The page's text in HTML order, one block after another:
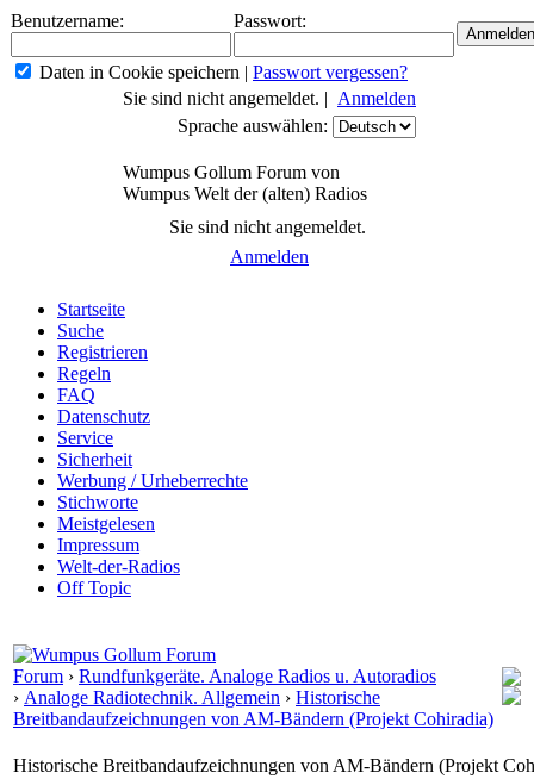
Benutzername: Passwort:
Daten in Cookie speichern | Passwort vergessen?
Sie sind nicht angemeldet. | Anmelden
Sprache auswählen:
Wumpus Gollum Forum von
Wumpus Welt der (alten) Radios
Sie sind nicht angemeldet.
Anmelden
Startseite
Suche
Registrieren
Regeln
FAQ
Datenschutz
Service
Sicherheit
Werbung / Urheberrechte
Stichworte
Meistgelesen
Impressum
Welt-der-Radios
Off Topic
Forum › Rundfunkgeräte. Analoge Radios u. Autoradios
› Analoge Radiotechnik. Allgemein › Historische
Breitbandaufzeichnungen von AM-Bändern (Projekt Cohiradia)
Historische Breitbandaufzeichnungen von AM-Bändern (Projekt